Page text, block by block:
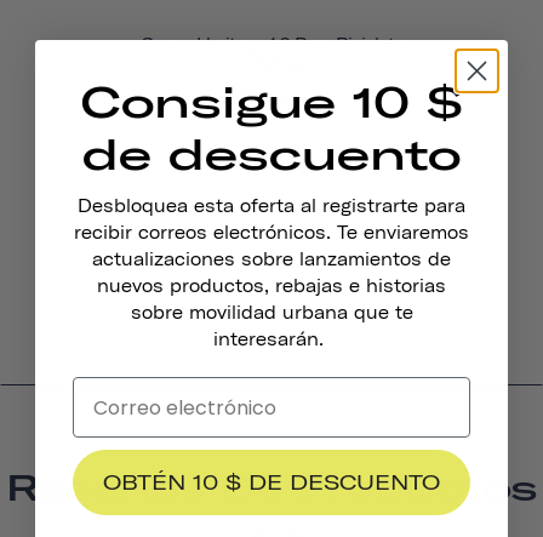
Casco Heritage 1.0 Para Bicicleta
833 coronas
Reseñas De Productos
Consigue 10 $
de descuento
Desbloquea esta oferta al registrarte para
recibir correos electrónicos. Te enviaremos
actualizaciones sobre lanzamientos de
nuevos productos, rebajas e historias
sobre movilidad urbana que te
interesarán.
OBTÉN 10 $ DE DESCUENTO